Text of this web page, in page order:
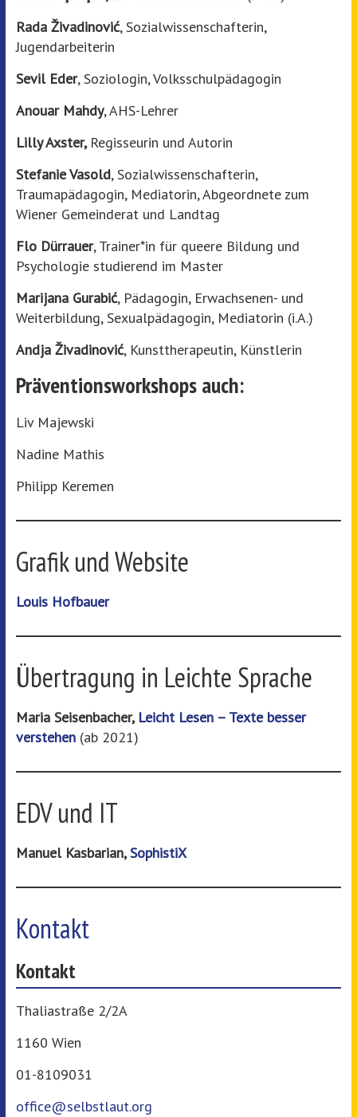
Rada Živadinović, Sozialwissenschafterin,
Jugendarbeiterin
Sevil Eder, Soziologin, Volksschulpädagogin
Anouar Mahdy, AHS-Lehrer
Lilly Axster, Regisseurin und Autorin
Stefanie Vasold, Sozialwissenschafterin,
Traumapädagogin, Mediatorin, Abgeordnete zum
Wiener Gemeinderat und Landtag
Flo Dürrauer, Trainer*in für queere Bildung und
Psychologie studierend im Master
Marijana Gurabić, Pädagogin, Erwachsenen- und
Weiterbildung, Sexualpädagogin, Mediatorin (i.A.)
Andja Živadinović, Kunsttherapeutin, Künstlerin
Präventionsworkshops auch:
Liv Majewski
Nadine Mathis
Philipp Keremen
Grafik und Website
Louis Hofbauer
Übertragung in Leichte Sprache
Maria Seisenbacher, Leicht Lesen – Texte besser
verstehen(ab 2021)
EDV und IT
Manuel Kasbarian,SophistiX
Kontakt
Kontakt
Thaliastraße 2/2A
1160 Wien
01-8109031
office@selbstlaut.org